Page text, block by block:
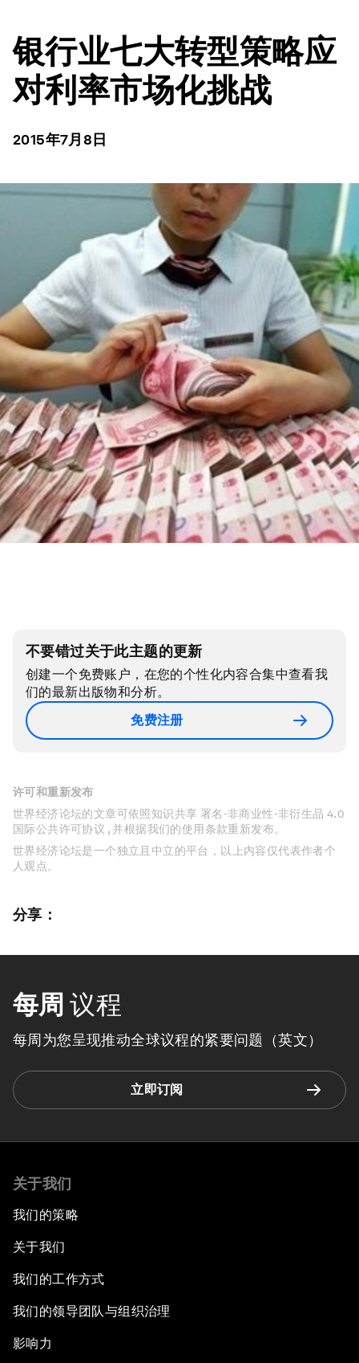
银行业七大转型策略应
对利率市场化挑战
2015年7月8日
不要错过关于此主题的更新
创建一个免费账户，在您的个性化内容合集中查看我
们的最新出版物和分析。
免费注册
许可和重新发布
世界经济论坛的文章可依照知识共享 署名-非商业性-非衍生品 4.0
国际公共许可协议 , 并根据我们的使用条款重新发布。
世界经济论坛是一个独立且中立的平台，以上内容仅代表作者个
人观点。
分享：
每周 议程
每周为您呈现推动全球议程的紧要问题（英文）
立即订阅
关于我们
我们的策略
关于我们
我们的工作方式
我们的领导团队与组织治理
影响力